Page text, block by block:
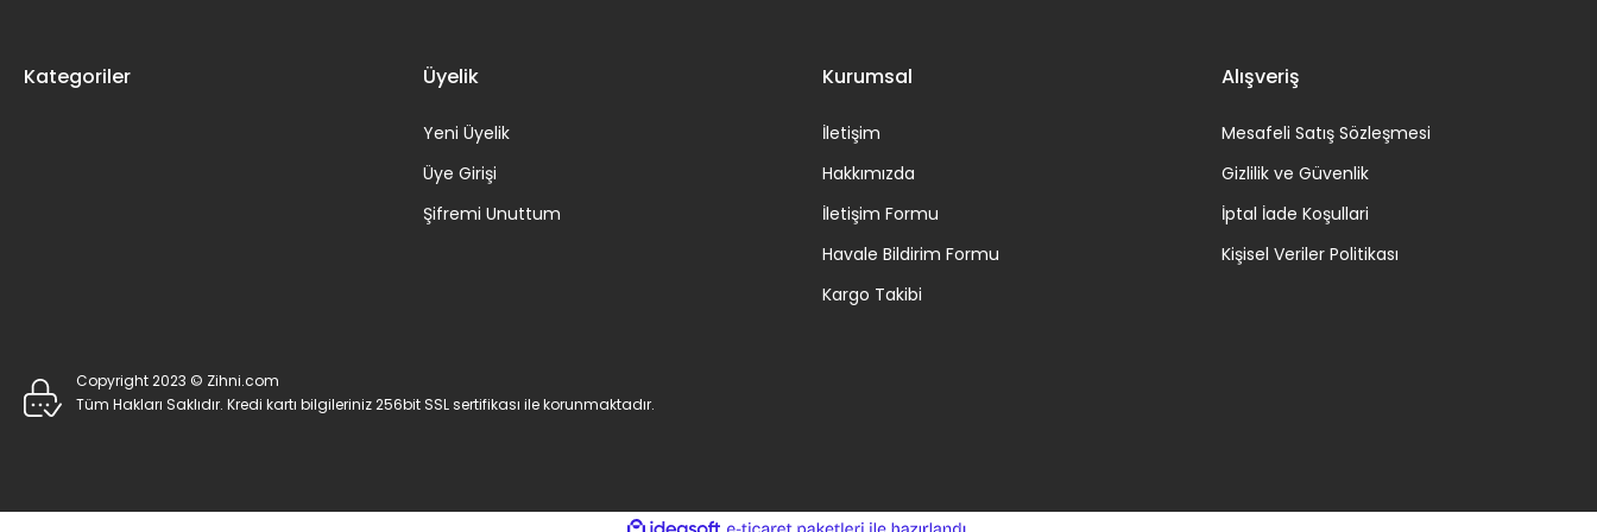
Kategoriler Üyelik
Yeni Üyelik
Üye Girişi
Şifremi Unuttum
Kurumsal
İletişim
Hakkımızda
İletişim Formu
Havale Bildirim Formu
Kargo Takibi
Alışveriş
Mesafeli Satış Sözleşmesi
Gizlilik ve Güvenlik
İptal İade Koşullari
Kişisel Veriler Politikası
Copyright 2023 © Zihni.com
Tüm Hakları Saklıdır. Kredi kartı bilgileriniz 256bit SSL sertifikası ile korunmaktadır.